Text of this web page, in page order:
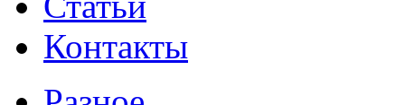
Контакты